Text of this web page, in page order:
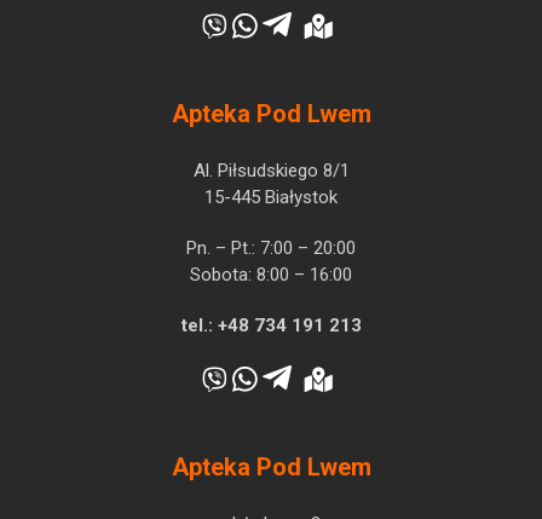
Apteka Pod Lwem
Al. Piłsudskiego 8/1
15-445 Białystok
Pn. – Pt.: 7:00 – 20:00
Sobota: 8:00 – 16:00
tel.: +48 734 191 213
Apteka Pod Lwem